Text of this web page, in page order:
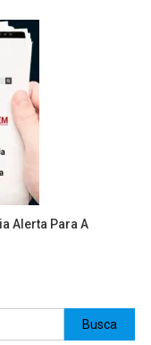
Alerta Para A
Busca